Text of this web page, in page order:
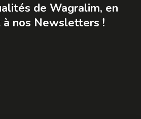
de Wagralim, en
à nos Newsletters !